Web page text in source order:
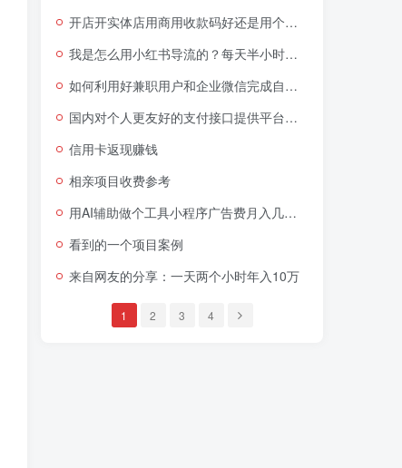
开店开实体店用商用收款码好还是用个人收款码好？
我是怎么用小红书导流的？每天半小时流量源源不断
如何利用好兼职用户和企业微信完成自动加人和自动转化？
国内对个人更友好的支付接口提供平台（部分平台也支持企业）
信用卡返现赚钱
相亲项目收费参考
用AI辅助做个工具小程序广告费月入几千块
看到的一个项目案例
来自网友的分享：一天两个小时年入10万
1 2 3 4